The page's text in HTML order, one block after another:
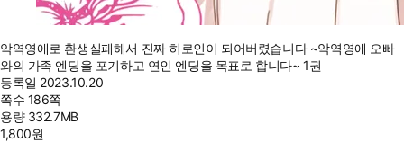
악역영애로 환생실패해서 진짜 히로인이 되어버렸습니다 ~악역영애 오빠
와의 가족 엔딩을 포기하고 연인 엔딩을 목표로 합니다~ 1권
등록일 2023.10.20
쪽수 186쪽
용량 332.7MB
1,800원